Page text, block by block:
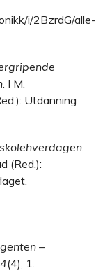
i/2BzrdG/alle-
. I M.
Utdanning
(Red.):
–
(4), 1.